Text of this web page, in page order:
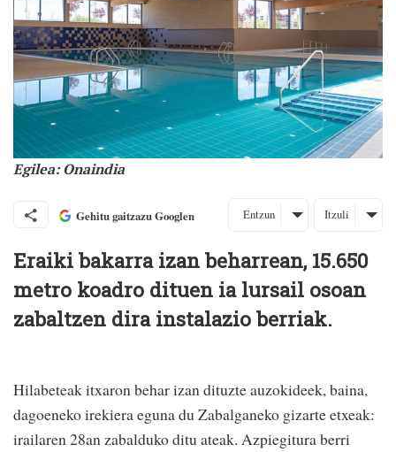
Egilea: Onaindia
Gehitu gaitzazu Googlen Entzun Itzuli
Eraiki bakarra izan beharrean, 15.650
metro koadro dituen ia lursail osoan
zabaltzen dira instalazio berriak.
Hilabeteak itxaron behar izan dituzte auzokideek, baina,
dagoeneko irekiera eguna du Zabalganeko gizarte etxeak:
irailaren 28an zabalduko ditu ateak. Azpiegitura berri